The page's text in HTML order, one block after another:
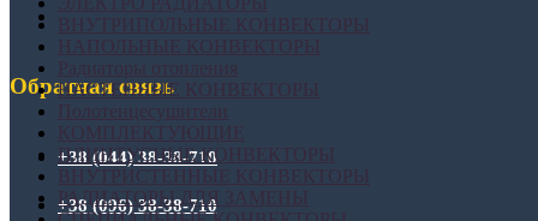
Обратная связь
+38 (044) 38-38-710
+38 (096) 38-38-710
НАСТЕННЫЕ КОНВЕКТОРЫ
ПЛИНТУСНЫЕ КОНВЕКТОРЫ
РАДИАТОРЫ ДЛЯ ЗАМЕНЫ